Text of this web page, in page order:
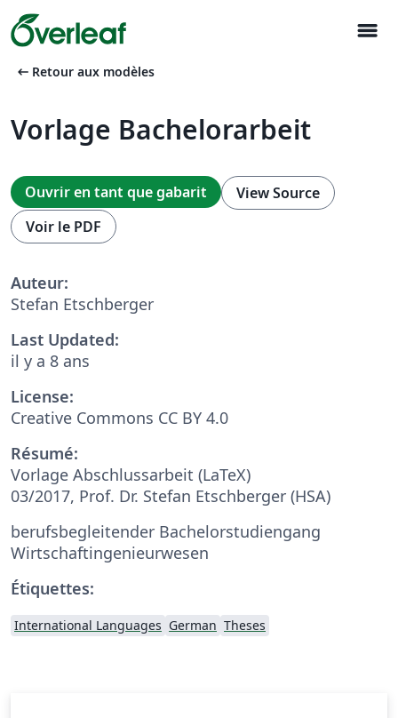
menu
arrow_left_alt Retour aux modèles
Vorlage Bachelorarbeit
Ouvrir en tant que gabarit
View Source
Voir le PDF
Auteur:
Stefan Etschberger
Last Updated:
il y a 8 ans
License:
Creative Commons CC BY 4.0
Résumé:
Vorlage Abschlussarbeit (LaTeX)
03/2017, Prof. Dr. Stefan Etschberger (HSA)
berufsbegleitender Bachelorstudiengang
Wirtschaftingenieurwesen
Étiquettes:
International Languages German Theses